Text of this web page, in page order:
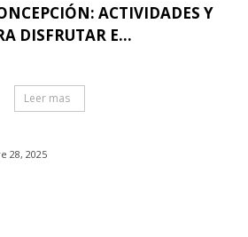
ACTIVIDADES Y
DISFRUTAR E...
Leer mas
28, 2025